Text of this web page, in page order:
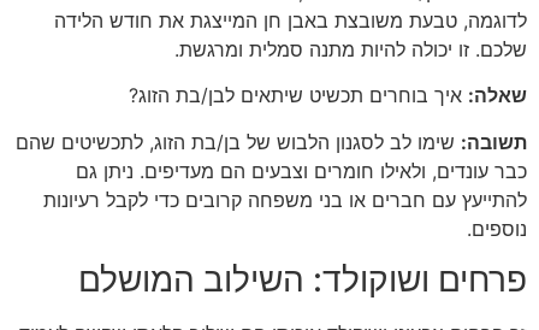
לדוגמה, טבעת משובצת באבן חן המייצגת את חודש הלידה
שלכם. זו יכולה להיות מתנה סמלית ומרגשת.
שאלה: איך בוחרים תכשיט שיתאים לבן/בת הזוג?
תשובה: שימו לב לסגנון הלבוש של בן/בת הזוג, לתכשיטים שהם
כבר עונדים, ולאילו חומרים וצבעים הם מעדיפים. ניתן גם
להתייעץ עם חברים או בני משפחה קרובים כדי לקבל רעיונות
נוספים.
פרחים ושוקולד: השילוב המושלם